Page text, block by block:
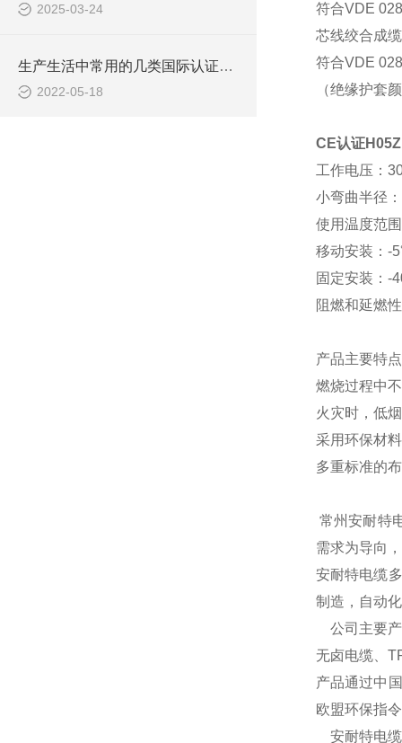
2025-03-24
生产生活中常用的几类国际认证电线电缆绝缘材料
2022-05-18
符合VDE
芯线绞合成缆
符合VDE
（绝缘护套
CE认证
工作电压：
小弯曲半径：
使用温度范
移动安装： -
固定安装： -
阻燃和延燃
产品主要特点
燃烧过程中
火灾时，低
采用环保材
多重标准的
常州安耐特
需求为导向
安耐特电缆
制造，自动
公司主要产
无卤电缆、
产品通过中
欧盟环保指
安耐特电缆